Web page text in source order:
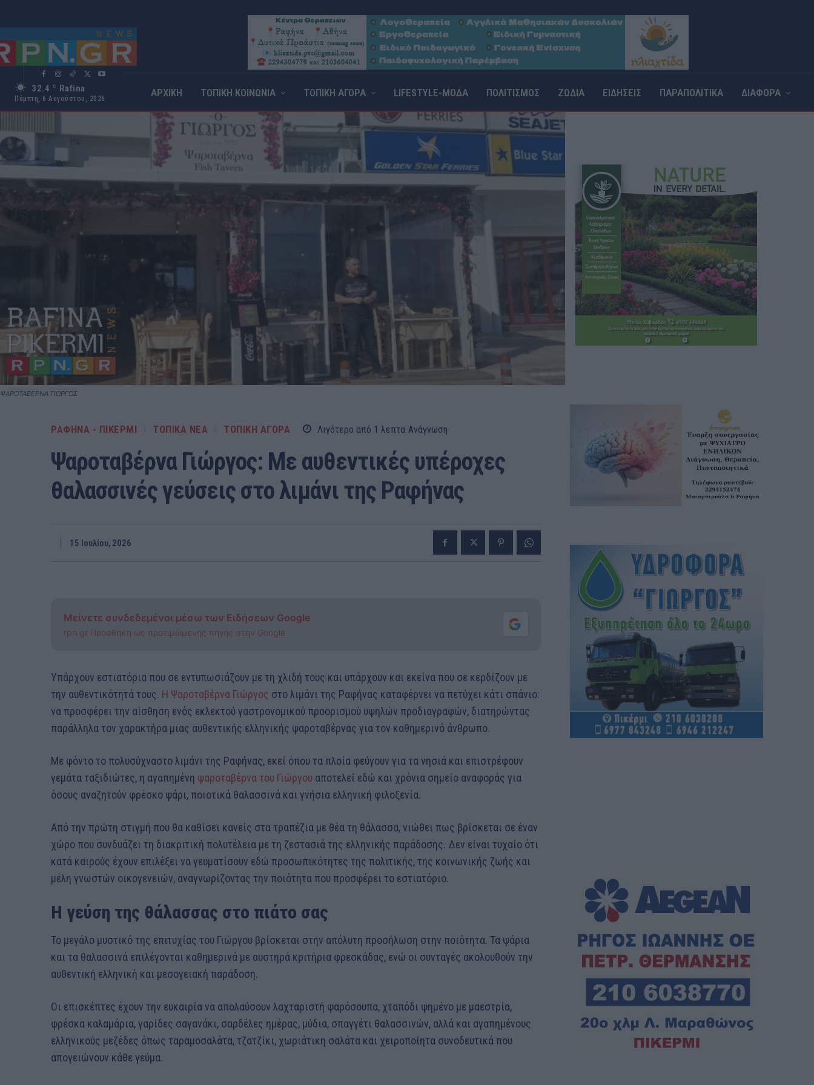
32.4 C Rafina
Πέμπτη, 6 Αυγούστου, 2026 ΑΡΧΙΚΗ ΤΟΠΙΚΗ ΚΟΙΝΩΝΙΑ ΤΟΠΙΚΗ ΑΓΟΡΑ LIFESTYLE-ΜΟΔΑ ΠΟΛΙΤΙΣΜΟΣ ΖΩΔΙΑ ΕΙΔΗΣΕΙΣ ΠΑΡΑΠΟΛΙΤΙΚΑ ΔΙΑΦΟΡΑ
ΨΑΡΟΤΑΒΕΡΝΑ ΓΙΩΡΓΟΣ
ΡΑΦΗΝΑ - ΠΙΚΕΡΜΙ ΤΟΠΙΚΑ ΝΕΑ ΤΟΠΙΚΗ ΑΓΟΡΑ Λιγότερο από 1 λεπτα Ανάγνωση
Ψαροταβέρνα Γιώργος: Με αυθεντικές υπέροχες
θαλασσινές γεύσεις στο λιμάνι της Ραφήνας
15 Ιουλίου, 2026
Μείνετε συνδεδεμένοι μέσω των Ειδήσεων Google
rpn.gr Προσθήκη ως προτιμώμενης πηγής στην Google
Υπάρχουν εστιατόρια που σε εντυπωσιάζουν με τη χλιδή τους και υπάρχουν και εκείνα που σε κερδίζουν με
την αυθεντικότητά τους. Η Ψαροταβέρνα Γιώργος στο λιμάνι της Ραφήνας καταφέρνει να πετύχει κάτι σπάνιο:
να προσφέρει την αίσθηση ενός εκλεκτού γαστρονομικού προορισμού υψηλών προδιαγραφών, διατηρώντας
παράλληλα τον χαρακτήρα μιας αυθεντικής ελληνικής ψαροταβέρνας για τον καθημερινό άνθρωπο.
Με φόντο το πολυσύχναστο λιμάνι της Ραφήνας, εκεί όπου τα πλοία φεύγουν για τα νησιά και επιστρέφουν
γεμάτα ταξιδιώτες, η αγαπημένη ψαροταβέρνα του Γιώργου αποτελεί εδώ και χρόνια σημείο αναφοράς για
όσους αναζητούν φρέσκο ψάρι, ποιοτικά θαλασσινά και γνήσια ελληνική φιλοξενία.
Από την πρώτη στιγμή που θα καθίσει κανείς στα τραπέζια με θέα τη θάλασσα, νιώθει πως βρίσκεται σε έναν
χώρο που συνδυάζει τη διακριτική πολυτέλεια με τη ζεστασιά της ελληνικής παράδοσης. Δεν είναι τυχαίο ότι
κατά καιρούς έχουν επιλέξει να γευματίσουν εδώ προσωπικότητες της πολιτικής, της κοινωνικής ζωής και
μέλη γνωστών οικογενειών, αναγνωρίζοντας την ποιότητα που προσφέρει το εστιατόριο.
Η γεύση της θάλασσας στο πιάτο σας
Το μεγάλο μυστικό της επιτυχίας του Γιώργου βρίσκεται στην απόλυτη προσήλωση στην ποιότητα. Τα ψάρια
και τα θαλασσινά επιλέγονται καθημερινά με αυστηρά κριτήρια φρεσκάδας, ενώ οι συνταγές ακολουθούν την
αυθεντική ελληνική και μεσογειακή παράδοση.
Οι επισκέπτες έχουν την ευκαιρία να απολαύσουν λαχταριστή ψαρόσουπα, χταπόδι ψημένο με μαεστρία,
φρέσκα καλαμάρια, γαρίδες σαγανάκι, σαρδέλες ημέρας, μύδια, σπαγγέτι θαλασσινών, αλλά και αγαπημένους
ελληνικούς μεζέδες όπως ταραμοσαλάτα, τζατζίκι, χωριάτικη σαλάτα και χειροποίητα συνοδευτικά που
απογειώνουν κάθε γεύμα.